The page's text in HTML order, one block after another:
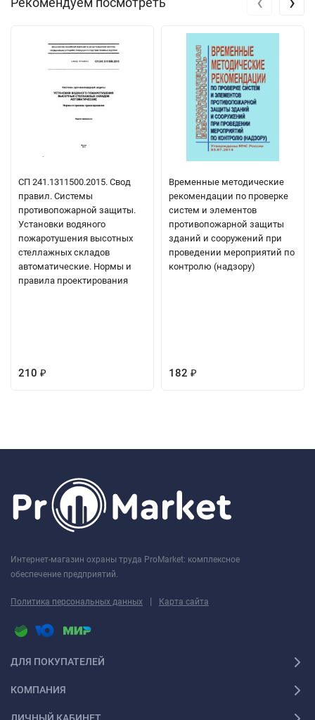
СП 241.1311500.2015. Свод
правил. Системы
противопожарной защиты.
Установки водяного
пожаротушения высотных
стеллажных складов
автоматические. Нормы и
правила проектирования
210 ₽
Временные методические
рекомендации по проверке
систем и элементов
противопожарной защиты
зданий и сооружений при
проведении мероприятий по
контролю (надзору)
182 ₽
Интернет-магазин охраны труда ProMarket: комплексное
обеспечение предприятий.
Политика персональных данных | Карта сайта
ДЛЯ ПОКУПАТЕЛЕЙ
КОМПАНИЯ